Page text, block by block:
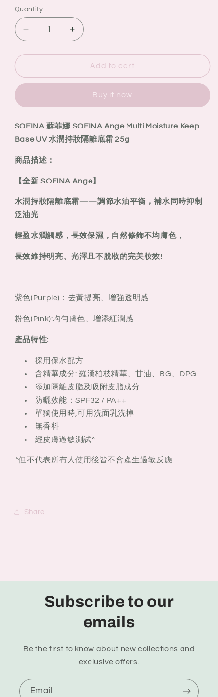
Quantity
Quantity
Decrease
quantity
for
蘇
Ange
Multi
Keep
UV
潤
持
隔
離
Increase
quantity
for
SOFINA
蘇
Ange
Multi
Moisture
UV
潤
隔
離
Add to cart
Buy it now
SOFINA 蘇菲娜 SOFINA Ange Multi Moisture Keep
Base UV 水潤持妝隔離底霜 25g
商品描述：
【全新 SOFINA Ange】
水潤持妝隔離底霜——調節水油平衡，補水同時抑制
泛油光
輕盈水潤觸感，長效保濕，自然修飾不均膚色，
長效維持明亮、光澤且不脫妝的完美妝效!
紫色(Purple)：去黃提亮、增強透明感
粉色(Pink):均勻膚色、增添紅潤感
產品特性:
採用保水配方
含精華成分: 羅漢柏枝精華、甘油、BG、DPG
添加隔離皮脂及吸附皮脂成分
防曬效能：SPF32 / PA++
單獨使用時,可用洗面乳洗掉
無香料
經皮膚過敏測試^
^但不代表所有人使用後皆不會產生過敏反應
Share
Subscribe to our
emails
Be the first to know about new collections and
exclusive offers.
Email